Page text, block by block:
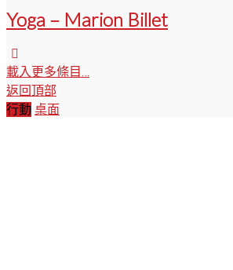
Yoga – Marion Billet
載入更多條目…
返回頂部
行動 桌面